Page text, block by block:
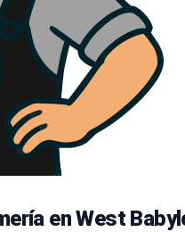
en West